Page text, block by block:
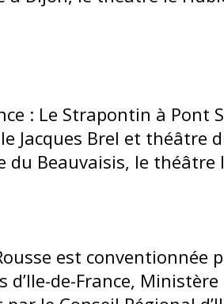
: Le Strapontin à Pont
Jacques Brel et théâtre
du Beauvaisis, le théâtre
est conventionnée
d’Ile-de-France,